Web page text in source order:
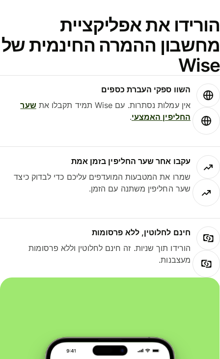
את אפליקציית
ההמרה החינמית של
השוו ספקי העברת כספים
אין עמלות נסתרות. עם Wise תמיד תקבלו את
שער
החליפין האמצעי.
עקבו אחר שער החליפין בזמן אמת
שמרו את המטבעות המועדפים עליכם כדי לבדוק כיצד
שער החליפין משתנה עם הזמן.
חינם לחלוטין, ללא פרסומות
הורידו תוך שניות. זה חינם לחלוטין וללא פרסומות
מעצבנות.